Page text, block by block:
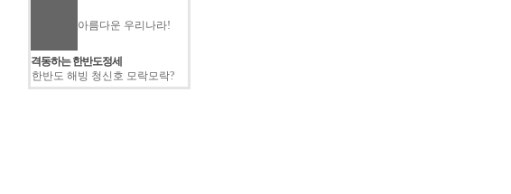
아름다운 우리나라!
격동하는 한반도정세
한반도 해빙 청신호 모락모락?